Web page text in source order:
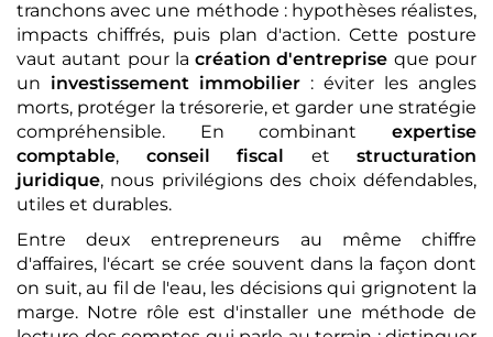
tranchons avec une méthode : hypothèses réalistes,
impacts chiffrés, puis plan d'action. Cette posture
vaut autant pour lacréation d'entreprise que pour
un investissement immobilier : éviter les angles
morts, protéger la trésorerie, et garder une stratégie
compréhensible. En combinant expertise
comptable, conseil fiscal et structuration
juridique, nous privilégions des choix défendables,
utiles et durables.
Entre deux entrepreneurs au même chiffre
d'affaires, l'écart se crée souvent dans la façon dont
on suit, au fil de l'eau, les décisions qui grignotent la
marge. Notre rôle est d'installer une méthode de